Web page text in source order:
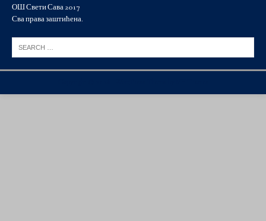
ОШ Свети Сава 2017
Сва права заштићена.